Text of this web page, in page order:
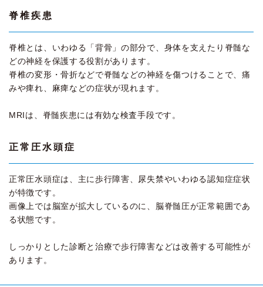
脊椎疾患
脊椎とは、いわゆる「背骨」の部分で、身体を支えたり脊髄な
どの神経を保護する役割があります。
脊椎の変形・骨折などで脊髄などの神経を傷つけることで、痛
みや痺れ、麻痺などの症状が現れます。
MRIは、脊髄疾患には有効な検査手段です。
正常圧水頭症
正常圧水頭症は、主に歩行障害、尿失禁やいわゆる認知症症状
が特徴です。
画像上では脳室が拡大しているのに、脳脊髄圧が正常範囲であ
る状態です。
しっかりとした診断と治療で歩行障害などは改善する可能性が
あります。